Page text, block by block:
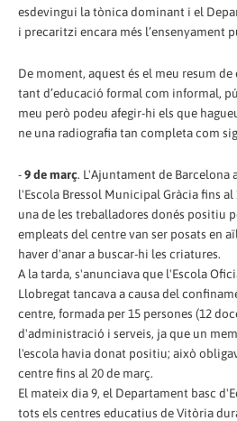
esdevingui la tònica dominant i el
i precaritzi encara més l’ensenyament
De moment, aquest és el meu resum
tant d’educació formal com informal,
meu però podeu afegir-hi els que
ne una radiografia tan completa com
-9 de març. L'Ajuntament de Barcelona
l'Escola Bressol Municipal Gràcia fins al
una de les treballadores donés positiu
empleats del centre van ser posats en
haver d'anar a buscar-hi les criatures.
A la tarda, s'anunciava que l'Escola
Llobregat tancava a causa del
centre, formada per 15 persones (12
d'administració i serveis, ja que un
l'escola havia donat positiu; això
centre fins al 20 de març.
El mateix dia 9, el Departament basc
tots els centres educatius de Vitòria